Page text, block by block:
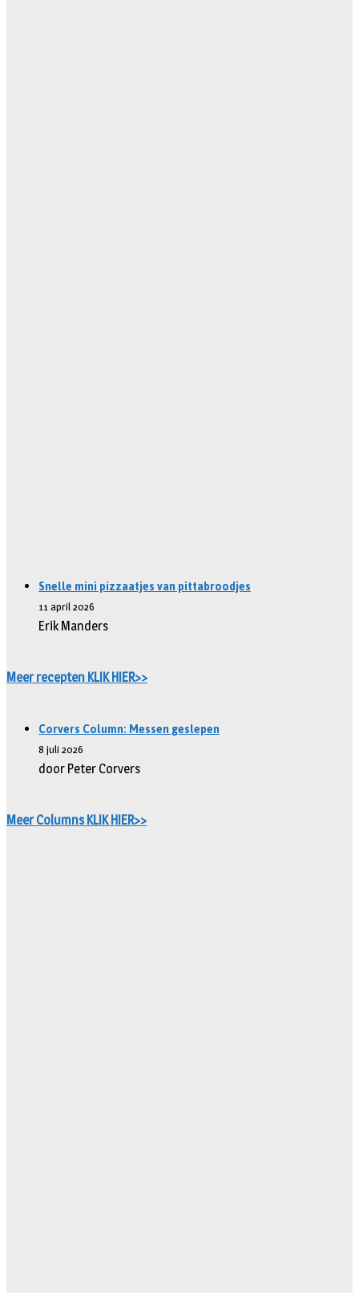
Snelle mini pizzaatjes van pittabroodjes
11 april 2026
Erik Manders
Meer recepten KLIK HIER>>
Corvers Column: Messen geslepen
8 juli 2026
door Peter Corvers
Meer Columns KLIK HIER>>